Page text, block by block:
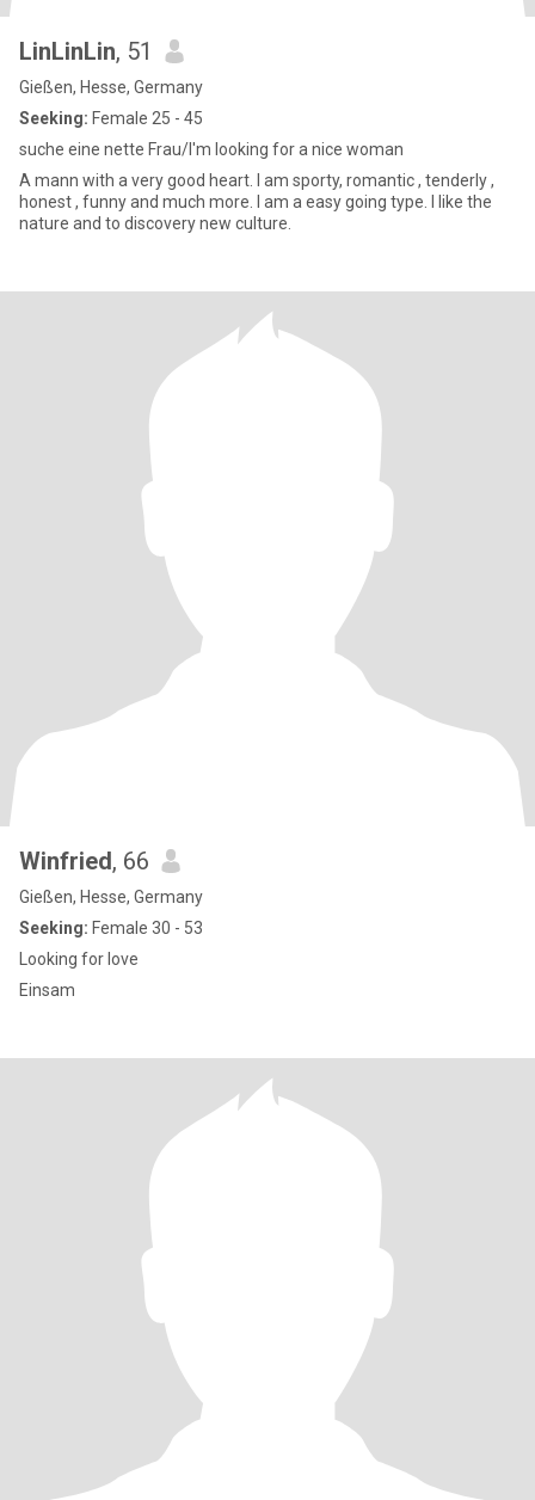
LinLinLin, 51
Gießen, Hesse, Germany
Seeking: Female 25 - 45
suche eine nette Frau/I'm looking for a nice woman
A mann with a very good heart. I am sporty, romantic , tenderly ,
honest , funny and much more. I am a easy going type. I like the
nature and to discovery new culture.
Winfried, 66
Gießen, Hesse, Germany
Seeking: Female 30 - 53
Looking for love
Einsam